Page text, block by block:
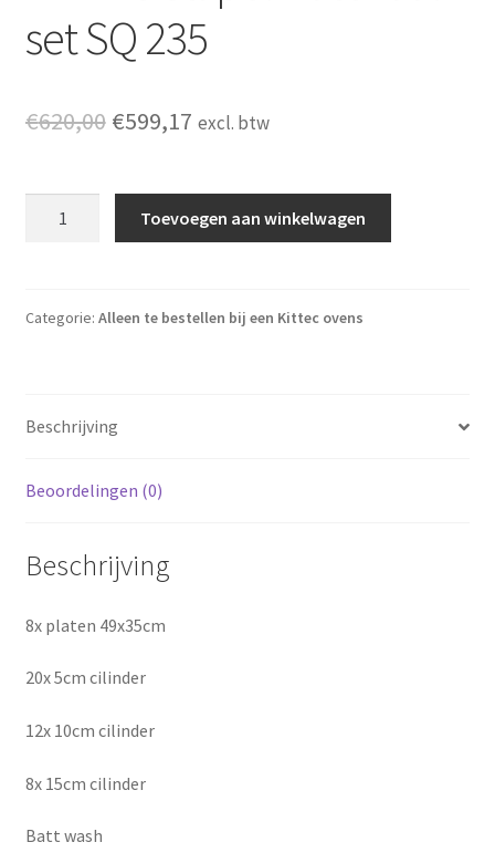
set SQ 235
€620,00 Oorspronkelijke prijs was: €620,00.
€599,17Huidige prijs is: €599,17.
excl. btw
Toevoegen aan winkelwagen
Categorie: Alleen te bestellen bij een Kittec ovens
Beschrijving
Beoordelingen (0)
Beschrijving
8x platen 49x35cm
20x 5cm cilinder
12x 10cm cilinder
8x 15cm cilinder
Batt wash